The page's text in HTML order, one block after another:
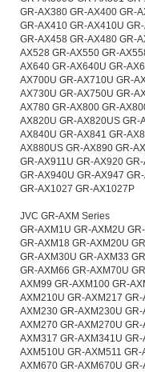
GR-AX380 GR-AX400 GR-
GR-AX410 GR-AX410U
GR-AX458 GR-AX480 GR-
AX528 GR-AX550 GR-
AX640 GR-AX640U GR-
AX700U GR-AX710U GR-
AX730U GR-AX750U GR-
AX780 GR-AX800 GR-
AX820U GR-AX820US GR-
AX840U GR-AX841 GR-
AX880US GR-AX890 GR-
GR-AX911U GR-AX920
GR-AX940U GR-AX947
GR-AX1027 GR-AX1027P
JVC GR-AXM Series
GR-AXM1U GR-AXM2U
GR-AXM18 GR-AXM20U
GR-AXM30U GR-AXM33
GR-AXM66 GR-AXM70U
AXM99 GR-AXM100 GR-
AXM210U GR-AXM217
AXM230 GR-AXM230U
AXM270 GR-AXM270U
AXM317 GR-AXM341U
AXM510U GR-AXM511
AXM670 GR-AXM670U